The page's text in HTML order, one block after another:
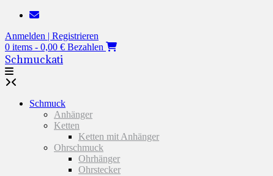
Zum
springen
Anmelden | Registrieren
0 items - 0,00 € Bezahlen
Schmuckati
Schmuck
Anhänger
Ketten
Ketten mit Anhänger
Ohrschmuck
Ohrhänger
Ohrstecker